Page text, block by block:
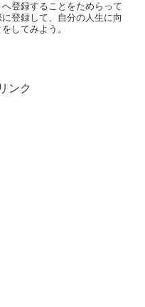
登録することをためらって
登録して、自分の人生に向
してみよう。
ンク